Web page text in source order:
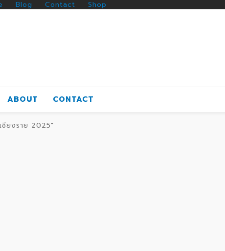
Blog Contact Shop
ABOUT CONTACT
ยงราย 2025"